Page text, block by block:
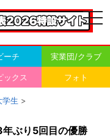
ーチ 実業団/クラブ
ックス フォト
学生 >
ぶり5回目の優勝